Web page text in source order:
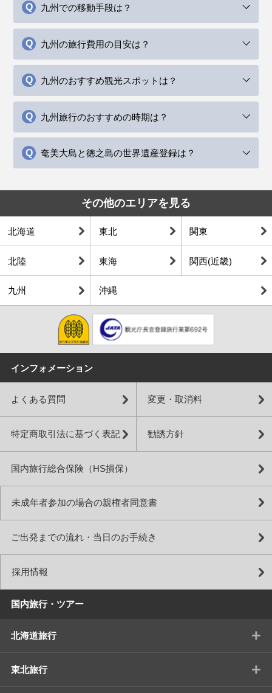
九州での移動手段は？
九州の旅行費用の目安は？
九州のおすすめ観光スポットは？
九州旅行のおすすめの時期は？
奄美大島と徳之島の世界遺産登録は？
その他のエリアを見る
北海道 東北 関東
北陸 東海 関西(近畿)
九州 沖縄
インフォメーション
よくある質問 変更・取消料
特定商取引法に基づく表記 勧誘方針
国内旅行総合保険（HS損保）
未成年者参加の場合の親権者同意書
ご出発までの流れ・当日のお手続き
採用情報
国内旅行・ツアー
北海道旅行 +
東北旅行 +